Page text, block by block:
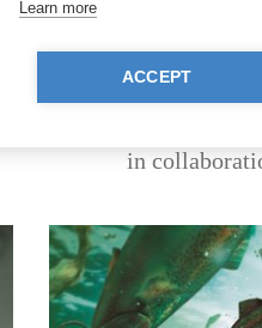
Help us get
in
Learn more
ACCEPT